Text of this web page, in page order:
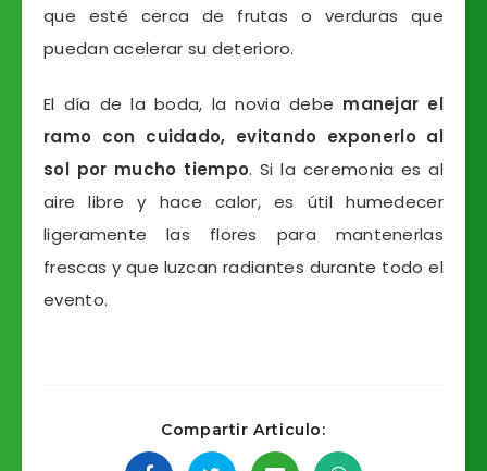
que esté cerca de frutas o verduras que
puedan acelerar su deterioro.
El día de la boda, la novia debe manejar el
ramo con cuidado, evitando exponerlo al
sol por mucho tiempo. Si la ceremonia es al
aire libre y hace calor, es útil humedecer
ligeramente las flores para mantenerlas
frescas y que luzcan radiantes durante todo el
evento.
Compartir Articulo: